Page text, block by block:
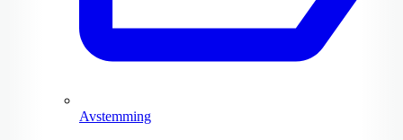
Avstemming